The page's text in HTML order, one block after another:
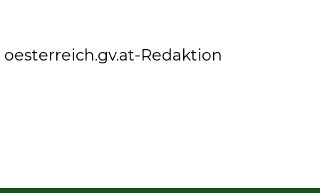
oesterreich.gv.at-Redaktion